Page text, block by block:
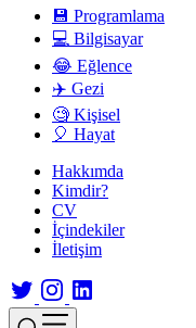
💾 Programlama
💻 Bilgisayar
😂 Eğlence
✈️ Gezi
🧐 Kişisel
🎈 Hayat
Hakkımda
Kimdir?
CV
İçindekiler
İletişim